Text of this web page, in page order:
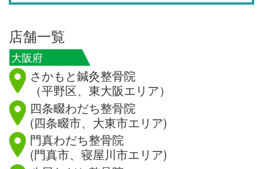
店舗一覧
大阪府
さかもと鍼灸整骨院
（平野区、東大阪エリア）
四条畷わだち整骨院
(四条畷市、大東市エリア)
門真わだち整骨院
(門真市、寝屋川市エリア)